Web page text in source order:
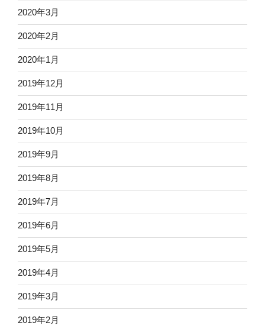
2020年3月
2020年2月
2020年1月
2019年12月
2019年11月
2019年10月
2019年9月
2019年8月
2019年7月
2019年6月
2019年5月
2019年4月
2019年3月
2019年2月